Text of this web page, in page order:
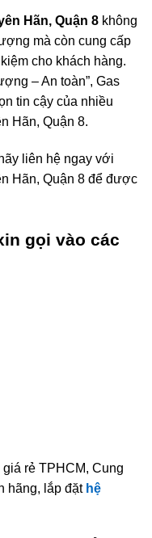
Hãn, Quận 8 không
mà còn cung cấp
cho khách hàng.
– An toàn”, Gas
tin cậy của nhiều
Hãn, Quận 8.
liên hệ ngay với
Hãn, Quận 8 để được
gọi vào các
rẻ TPHCM, Cung
hãng, lắp đặt hệ